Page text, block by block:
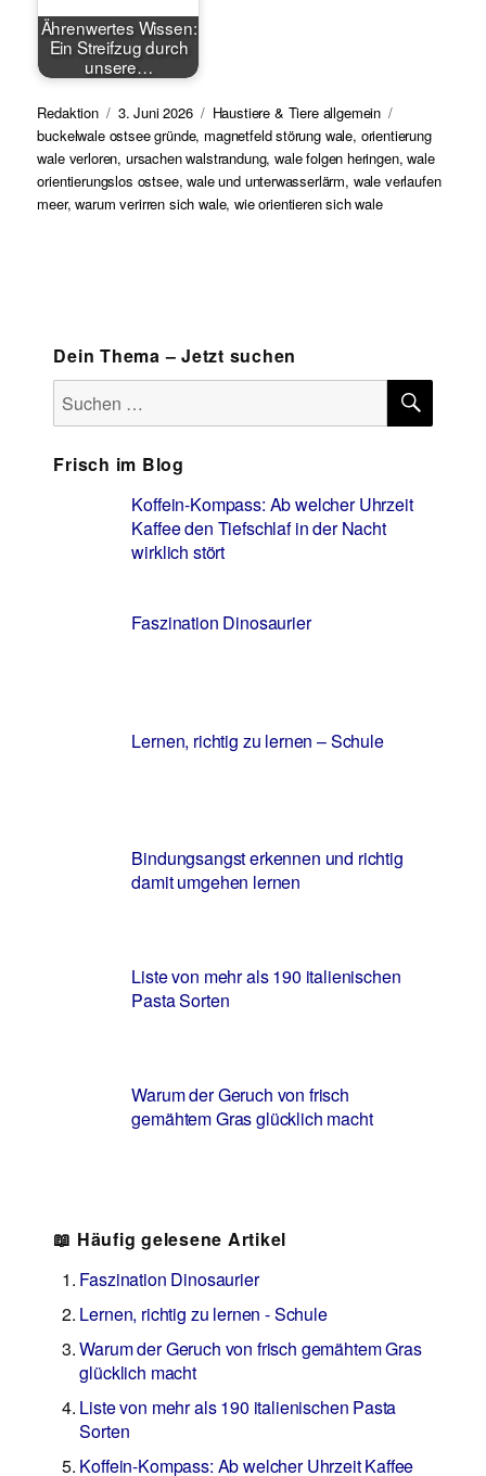
Ährenwertes Wissen:
Ein Streifzug durch
unsere…
Autor
Redaktion
Veröffentlicht
am
3. Juni 2026 Kategorien
Haustiere & Tiere allgemein
buckelwale ostsee gründe, magnetfeld störung wale, orientierung
wale verloren, ursachen walstrandung,wale folgen heringen,wale
orientierungslos ostsee,wale und unterwasserlärm, wale verlaufen
meer,warum verirren sich wale,wie orientieren sich wale
Dein Thema – Jetzt suchen
Suchen
nach:
Frisch im Blog
Koffein-Kompass: Ab welcher Uhrzeit
Kaffee den Tiefschlaf in der Nacht
wirklich stört
Faszination Dinosaurier
Lernen, richtig zu lernen – Schule
Bindungsangst erkennen und richtig
damit umgehen lernen
Liste von mehr als 190 italienischen
Pasta Sorten
Warum der Geruch von frisch
gemähtem Gras glücklich macht
📖 Häufig gelesene Artikel
Faszination Dinosaurier
Lernen, richtig zu lernen - Schule
Warum der Geruch von frisch gemähtem Gras
glücklich macht
Liste von mehr als 190 italienischen Pasta
Sorten
Koffein-Kompass: Ab welcher Uhrzeit Kaffee